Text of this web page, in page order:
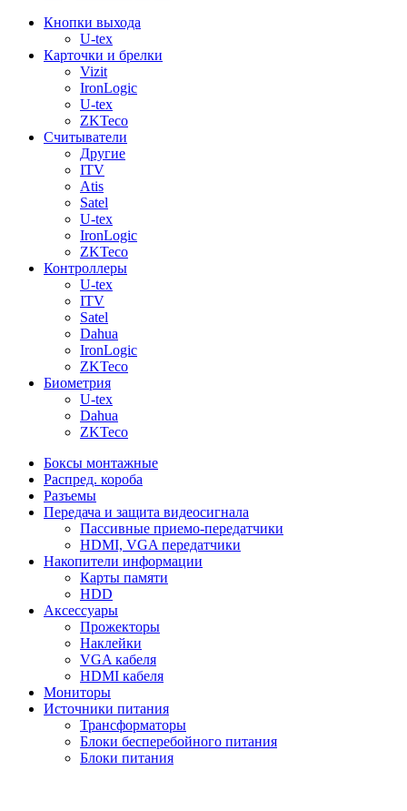
Кнопки выхода
U-tex
Карточки и брелки
Vizit
IronLogic
U-tex
ZKTeco
Считыватели
Другие
ITV
Atis
Satel
U-tex
IronLogic
ZKTeco
Контроллеры
U-tex
ITV
Satel
Dahua
IronLogic
ZKTeco
Биометрия
U-tex
Dahua
ZKTeco
Боксы монтажные
Распред. короба
Разъемы
Передача и защита видеосигнала
Пассивные приемо-передатчики
HDMI, VGA передатчики
Накопители информации
Карты памяти
HDD
Аксессуары
Прожекторы
Наклейки
VGA кабеля
HDMI кабеля
Мониторы
Источники питания
Трансформаторы
Блоки бесперебойного питания
Блоки питания